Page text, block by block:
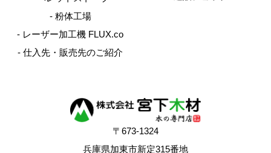
粉体工場
レーザー加工機 FLUX.co
仕入先・販売先のご紹介
〒673-1324
兵庫県加東市新定315番地